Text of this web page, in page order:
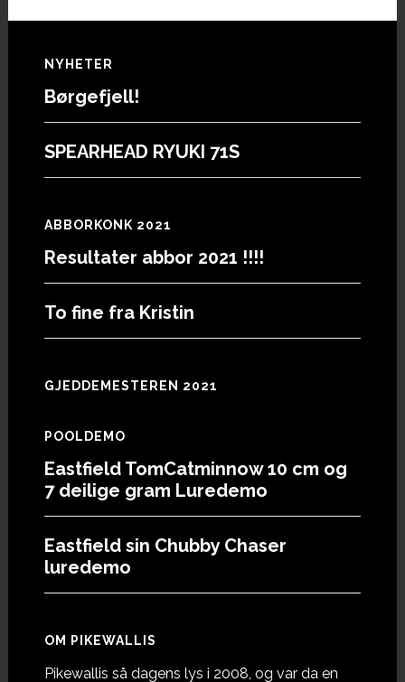
Footer
NYHETER
Børgefjell!
SPEARHEAD RYUKI 71S
ABBORKONK 2021
Resultater abbor 2021 !!!!
To fine fra Kristin
GJEDDEMESTEREN 2021
POOLDEMO
Eastfield TomCatminnow 10 cm og
7 deilige gram Luredemo
Eastfield sin Chubby Chaser
luredemo
OM PIKEWALLIS
Pikewallis så dagens lys i 2008, og var da en